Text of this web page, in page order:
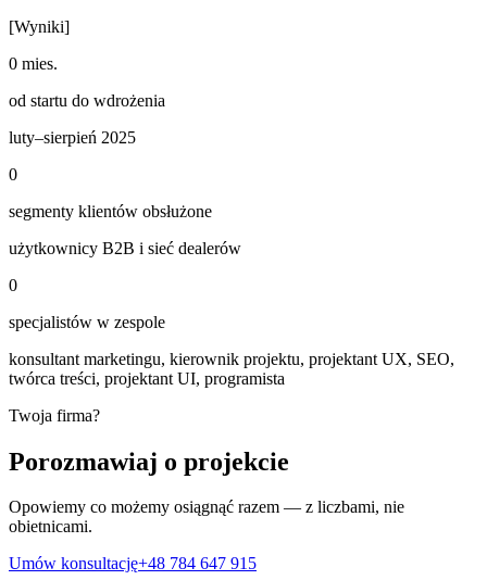
[Wyniki]
0 mies.
od startu do wdrożenia
luty–sierpień 2025
0
segmenty klientów obsłużone
użytkownicy B2B i sieć dealerów
0
specjalistów w zespole
konsultant marketingu, kierownik projektu, projektant UX, SEO,
twórca treści, projektant UI, programista
Twoja firma?
Porozmawiaj o projekcie
Opowiemy co możemy osiągnąć razem — z liczbami, nie
obietnicami.
Umów konsultację+48 784 647 915